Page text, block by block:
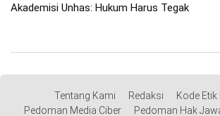
Akademisi Unhas: Hukum Harus Tegak
Tentang Kami Redaksi
Kode Etik
Pedoman Media Ciber
Pedoman Hak